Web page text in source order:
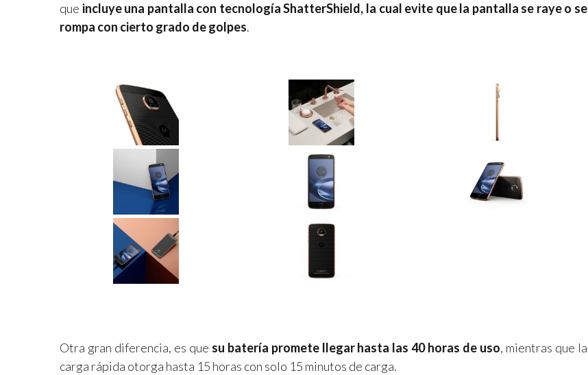
que incluye una pantalla con tecnología ShatterShield, la cual evite que la pantalla se raye o se
rompa con cierto grado de golpes.
Otra gran diferencia, es que su batería promete llegar hasta las 40 horas de uso, mientras que la
carga rápida otorga hasta 15 horas con solo 15 minutos de carga.